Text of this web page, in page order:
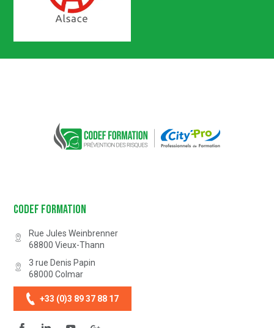
Certification n° 5619
Partenaire Marque Alsace
Codef Formation
Rue Jules Weinbrenner
68800 Vieux-Thann
3 rue Denis Papin
68000 Colmar
+33 (0)3 89 37 88 17